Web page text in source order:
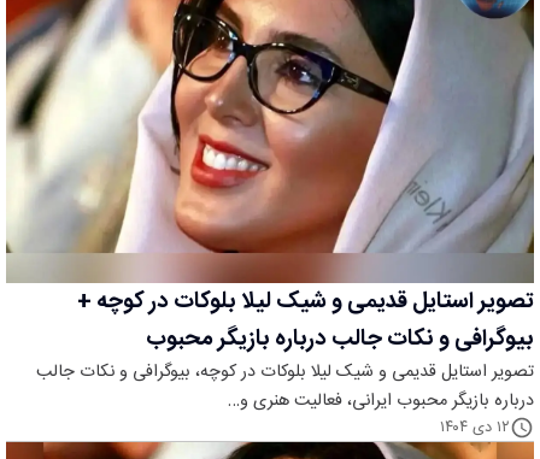
تصویر استایل قدیمی و شیک لیلا بلوکات در کوچه +
بیوگرافی و نکات جالب درباره بازیگر محبوب
تصویر استایل قدیمی و شیک لیلا بلوکات در کوچه، بیوگرافی و نکات جالب
درباره بازیگر محبوب ایرانی، فعالیت هنری و…
۱۲ دی ۱۴۰۴